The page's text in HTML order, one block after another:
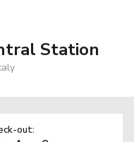
Station
out: